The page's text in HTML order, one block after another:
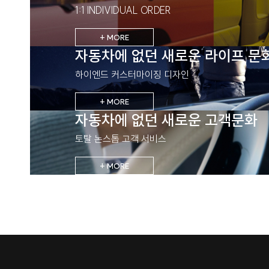
1:1 INDIVIDUAL ORDER
+ MORE
자동차에 없던 새로운 라이프 문
하이엔드 커스터마이징 디자인
+ MORE
자동차에 없던 새로운 고객문화
토탈 논스톱 고객 서비스
+ MORE